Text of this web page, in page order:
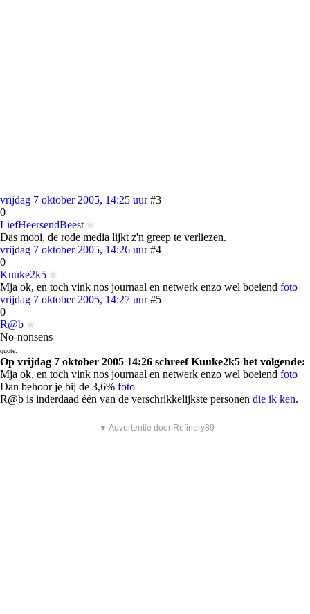
vrijdag 7 oktober 2005, 14:25 uur #3
0
LiefHeersendBeest
Das mooi, de rode media lijkt z'n greep te verliezen.
vrijdag 7 oktober 2005, 14:26 uur #4
0
Kuuke2k5
Mja ok, en toch vink nos journaal en netwerk enzo wel boeiend foto
vrijdag 7 oktober 2005, 14:27 uur #5
0
R@b
No-nonsens
quote:
Op vrijdag 7 oktober 2005 14:26 schreef Kuuke2k5 het volgende:
Mja ok, en toch vink nos journaal en netwerk enzo wel boeiend foto
Dan behoor je bij de 3,6% foto
R@b is inderdaad één van de verschrikkelijkste personen die ik ken.
▼ Advertentie door Refinery89